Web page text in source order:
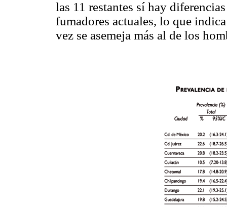
las 11 restantes sí hay
fumadores actuales, lo que
vez se asemeja más al de los